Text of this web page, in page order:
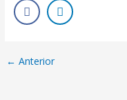
← Anterior